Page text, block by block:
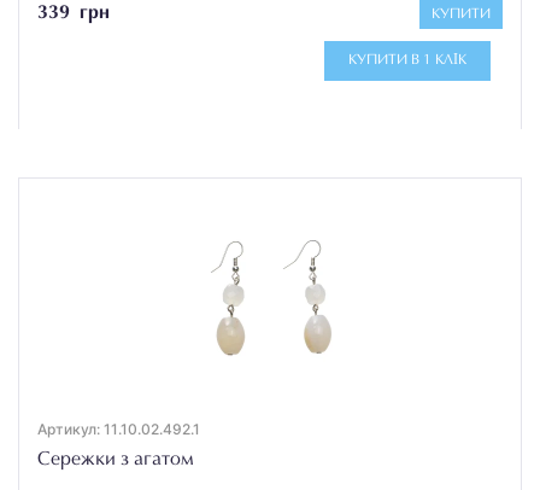
339 грн КУПИТИ
КУПИТИ В 1 КЛІК
Артикул: 11.10.02.492.1
Сережки з агатом